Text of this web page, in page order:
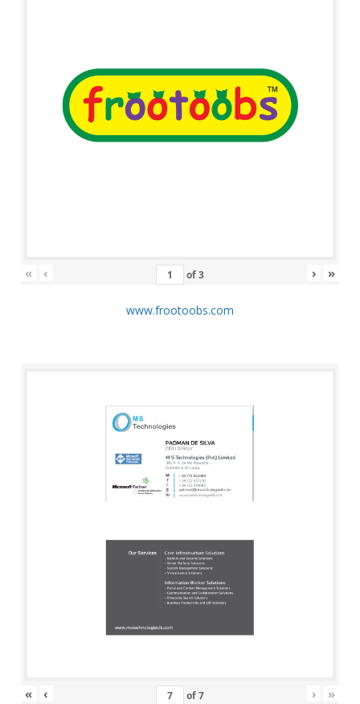
« ‹ of3 › »
www.frootoobs.com
« ‹ of7 › »